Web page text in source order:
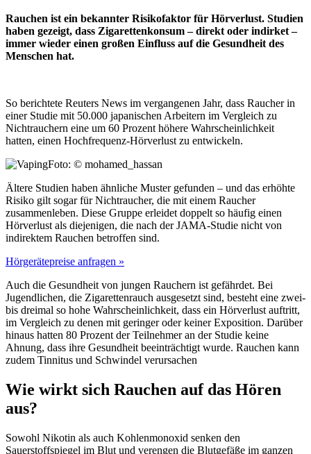
Rauchen ist ein bekannter Risikofaktor für Hörverlust. Studien
haben gezeigt, dass Zigarettenkonsum – direkt oder indirket –
immer wieder einen großen Einfluss auf die Gesundheit des
Menschen hat.
So berichtete Reuters News im vergangenen Jahr, dass Raucher in
einer Studie mit 50.000 japanischen Arbeitern im Vergleich zu
Nichtrauchern eine um 60 Prozent höhere Wahrscheinlichkeit
hatten, einen Hochfrequenz-Hörverlust zu entwickeln.
Foto: © mohamed_hassan
Ältere Studien haben ähnliche Muster gefunden – und das erhöhte
Risiko gilt sogar für Nichtraucher, die mit einem Raucher
zusammenleben. Diese Gruppe erleidet doppelt so häufig einen
Hörverlust als diejenigen, die nach der JAMA-Studie nicht von
indirektem Rauchen betroffen sind.
Hörgerätepreise anfragen »
Auch die Gesundheit von jungen Rauchern ist gefährdet. Bei
Jugendlichen, die Zigarettenrauch ausgesetzt sind, besteht eine zwei-
bis dreimal so hohe Wahrscheinlichkeit, dass ein Hörverlust auftritt,
im Vergleich zu denen mit geringer oder keiner Exposition. Darüber
hinaus hatten 80 Prozent der Teilnehmer an der Studie keine
Ahnung, dass ihre Gesundheit beeinträchtigt wurde. Rauchen kann
zudem Tinnitus und Schwindel verursachen
Wie wirkt sich Rauchen auf das Hören
aus?
Sowohl Nikotin als auch Kohlenmonoxid senken den
Sauerstoffspiegel im Blut und verengen die Blutgefäße im ganzen